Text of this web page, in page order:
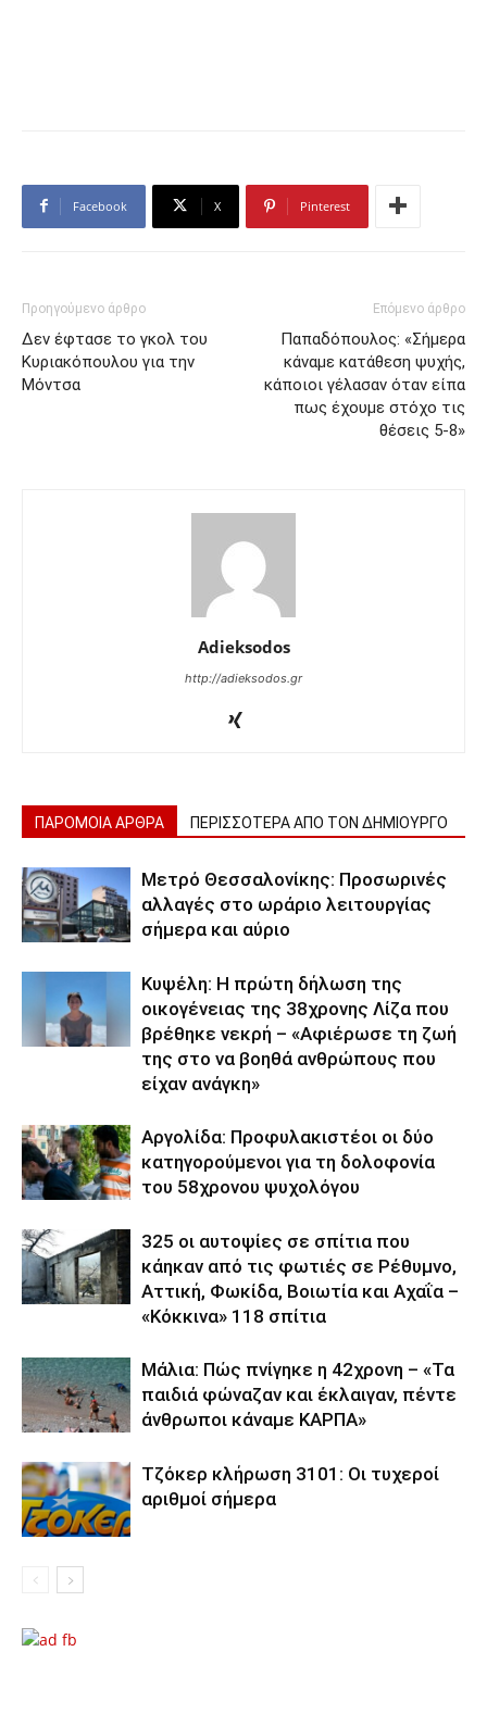
Facebook X Pinterest
Προηγούμενο άρθρο
Δεν έφτασε το γκολ του
Κυριακόπουλου για την
Μόντσα
Επόμενο άρθρο
Παπαδόπουλος: «Σήμερα
κάναμε κατάθεση ψυχής,
κάποιοι γέλασαν όταν είπα
πως έχουμε στόχο τις
θέσεις 5-8»
Adieksodos
http://adieksodos.gr
ΠΑΡΟΜΟΙΑ ΑΡΘΡΑ ΠΕΡΙΣΣΟΤΕΡΑ ΑΠΟ ΤΟΝ ΔΗΜΙΟΥΡΓΟ
Μετρό Θεσσαλονίκης: Προσωρινές
αλλαγές στο ωράριο λειτουργίας
σήμερα και αύριο
Κυψέλη: Η πρώτη δήλωση της
οικογένειας της 38χρονης Λίζα που
βρέθηκε νεκρή – «Αφιέρωσε τη ζωή
της στο να βοηθά ανθρώπους που
είχαν ανάγκη»
Αργολίδα: Προφυλακιστέοι οι δύο
κατηγορούμενοι για τη δολοφονία
του 58χρονου ψυχολόγου
325 οι αυτοψίες σε σπίτια που
κάηκαν από τις φωτιές σε Ρέθυμνο,
Αττική, Φωκίδα, Βοιωτία και Αχαΐα –
«Κόκκινα» 118 σπίτια
Μάλια: Πώς πνίγηκε η 42χρονη – «Τα
παιδιά φώναζαν και έκλαιγαν, πέντε
άνθρωποι κάναμε ΚΑΡΠΑ»
Τζόκερ κλήρωση 3101: Οι τυχεροί
αριθμοί σήμερα